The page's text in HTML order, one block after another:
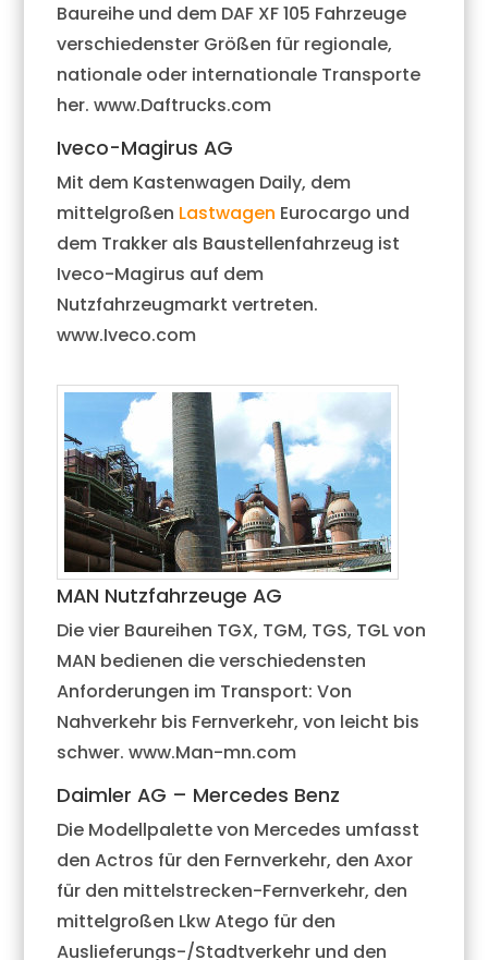
Baureihe und dem DAF XF 105 Fahrzeuge
verschiedenster Größen für regionale,
nationale oder internationale Transporte
her. www.Daftrucks.com
Iveco-Magirus AG
Mit dem Kastenwagen Daily, dem
mittelgroßen Lastwagen Eurocargo und
dem Trakker als Baustellenfahrzeug ist
Iveco-Magirus auf dem
Nutzfahrzeugmarkt vertreten.
www.Iveco.com
MAN Nutzfahrzeuge AG
Die vier Baureihen TGX, TGM, TGS, TGL von
MAN bedienen die verschiedensten
Anforderungen im Transport: Von
Nahverkehr bis Fernverkehr, von leicht bis
schwer. www.Man-mn.com
Daimler AG – Mercedes Benz
Die Modellpalette von Mercedes umfasst
den Actros für den Fernverkehr, den Axor
für den mittelstrecken-Fernverkehr, den
mittelgroßen Lkw Atego für den
Auslieferungs-/Stadtverkehr und den